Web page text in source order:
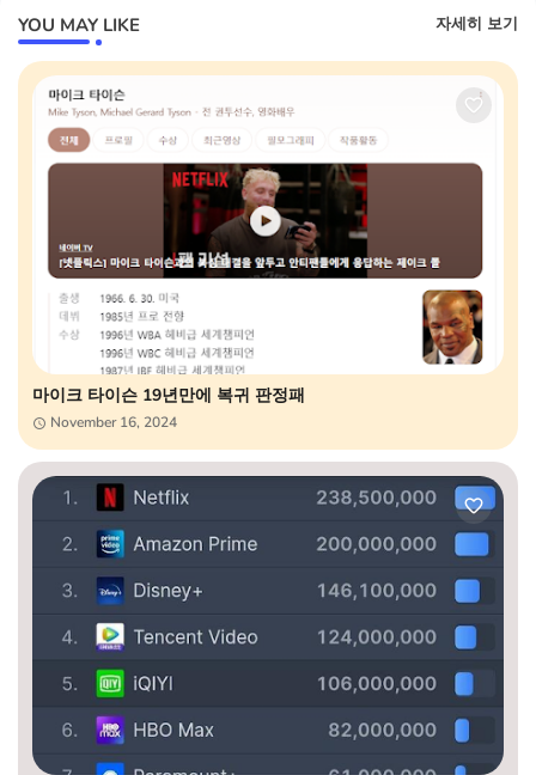
YOU MAY LIKE 자세히 보기
마이크 타이슨 19년만에 복귀 판정패
November 16, 2024